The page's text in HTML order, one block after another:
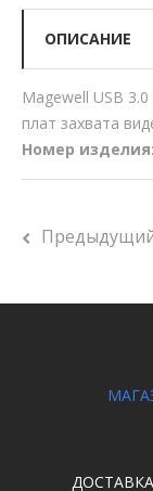
ОПИСАНИЕ
Magewell USB
плат захвата
Номер